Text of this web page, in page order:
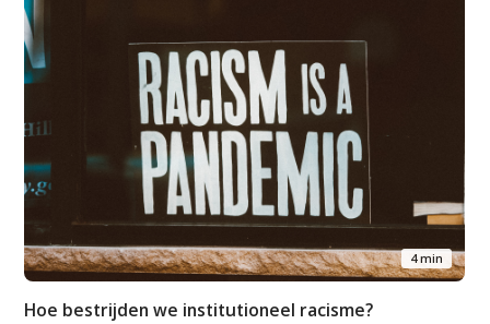
Studium Generale
Home
Agenda
Video
Podcast
4 min
Hoe bestrijden we institutioneel racisme?